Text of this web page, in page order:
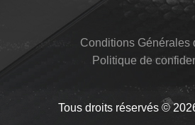
Conditions Générales
Politique de
Tous droits réservés ©